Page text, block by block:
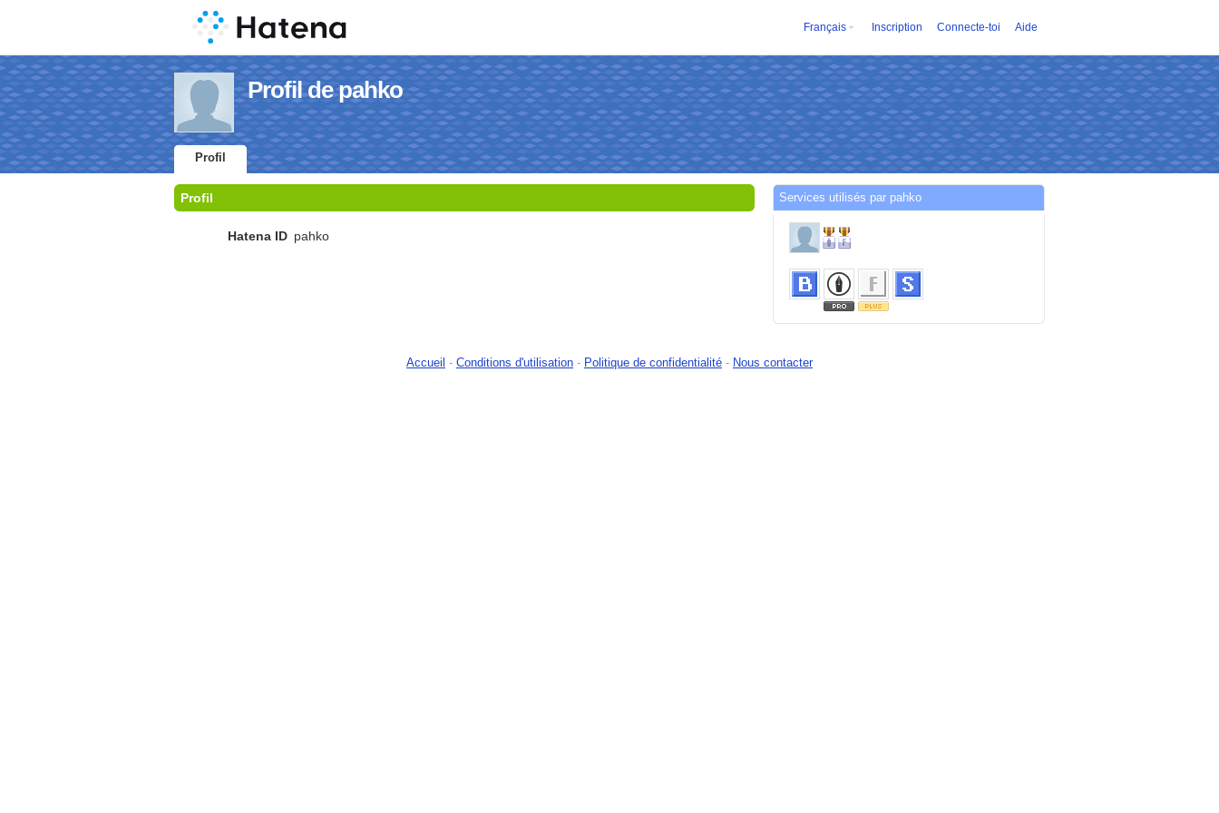
Français Inscription Connecte-toi Aide
Profil de pahko
Profil
Profil
Hatena ID pahko
Services utilisés par pahko
Accueil - Conditions d'utilisation - Politique de confidentialité - Nous contacter